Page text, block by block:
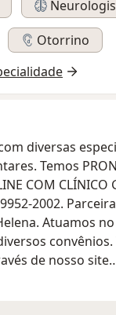
Otorrino
diversas
Temos
GERAL por R$
2002.
Atuamos
convênios.
de nosso site